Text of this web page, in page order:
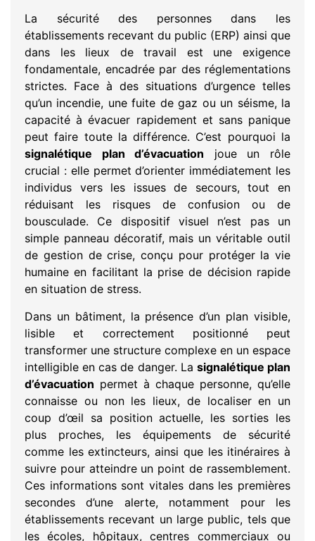
La sécurité des personnes dans les
établissements recevant du public (ERP) ainsi que
dans les lieux de travail est une exigence
fondamentale, encadrée par des réglementations
strictes. Face à des situations d’urgence telles
qu’un incendie, une fuite de gaz ou un séisme, la
capacité à évacuer rapidement et sans panique
peut faire toute la différence. C’est pourquoi la
signalétique plan d’évacuation joue un rôle
crucial : elle permet d’orienter immédiatement les
individus vers les issues de secours, tout en
réduisant les risques de confusion ou de
bousculade. Ce dispositif visuel n’est pas un
simple panneau décoratif, mais un véritable outil
de gestion de crise, conçu pour protéger la vie
humaine en facilitant la prise de décision rapide
en situation de stress.
Dans un bâtiment, la présence d’un plan visible,
lisible et correctement positionné peut
transformer une structure complexe en un espace
intelligible en cas de danger. La signalétique plan
d’évacuation permet à chaque personne, qu’elle
connaisse ou non les lieux, de localiser en un
coup d’œil sa position actuelle, les sorties les
plus proches, les équipements de sécurité
comme les extincteurs, ainsi que les itinéraires à
suivre pour atteindre un point de rassemblement.
Ces informations sont vitales dans les premières
secondes d’une alerte, notamment pour les
établissements recevant un large public, tels que
les écoles, hôpitaux, centres commerciaux ou